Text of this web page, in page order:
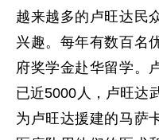
越来越多的卢旺达民
兴趣。每年有数百名
府奖学金赴华留学。
已近5000人，卢旺达
为卢旺达援建的马萨